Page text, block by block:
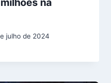
julho de 2024